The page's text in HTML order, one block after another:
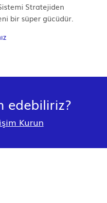
Stratejiden
bir süper gücüdür.
edebiliriz?
Kurun